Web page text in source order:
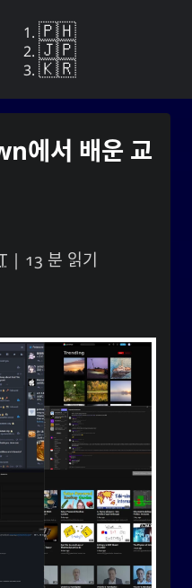
🇵🇭
🇯🇵
🇰🇷
에서 배운 교
| 13 분 읽기
Cunetaㆍ사요
·ᜌᜓᜃᜒ
니라면, 나는 마치
는 것처럼 매일 살
.
조언
자폐성
어떻게
문학
스포츠